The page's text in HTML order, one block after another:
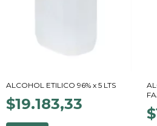
ALCOHOL ETILICO 96% x 5 LTS
$19.183,33